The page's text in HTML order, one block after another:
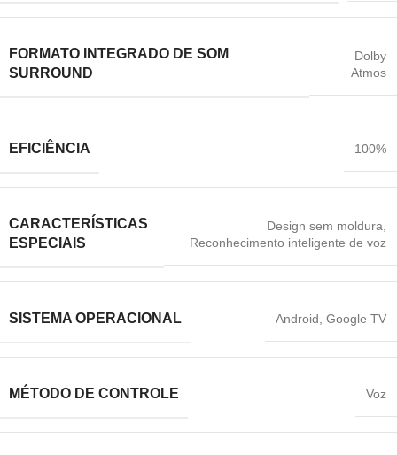
FORMATO INTEGRADO DE SOM
SURROUND
Dolby
Atmos
EFICIÊNCIA 100%
CARACTERÍSTICAS
ESPECIAIS
Design sem moldura
Reconhecimento inteligente de voz
SISTEMA OPERACIONAL Android Google TV
MÉTODO DE CONTROLE Voz